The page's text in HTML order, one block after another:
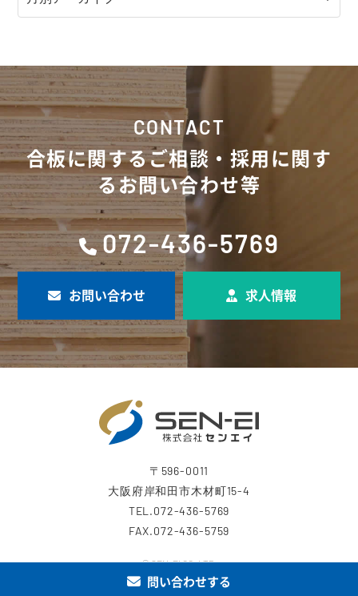
問い合わせする
CONTACT
合板に関するご相談・採用に関す
るお問い合わせ等
072-436-5769
お問い合わせ 求人情報
〒596-0011
大阪府岸和田市木材町15-4
TEL.072-436-5769
FAX.072-436-5759
© SEN-EI CO.,LTD.